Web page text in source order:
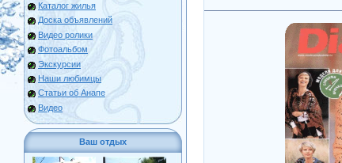
Каталог жилья
Доска объявлений
Видео ролики
Фотоальбом
Экскурсии
Наши любимцы
Статьи об Анапе
Видео
Ваш отдых